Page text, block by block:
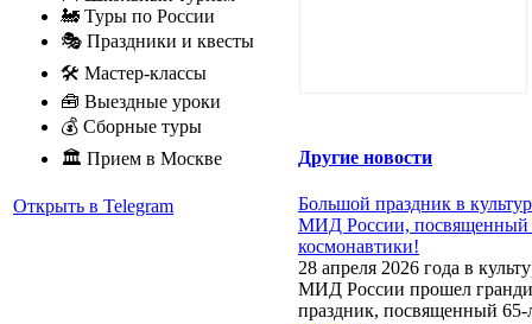
🚂 Туры по России
🎭 Праздники и квесты
🛠 Мастер-классы
🧰 Выездные уроки
💰 Сборные туры
🏛 Прием в Москве
Открыть в Telegram
Другие новости
Большой праздник в
МИД России,
космонавтики!
28 апреля 2026 года в
МИД России прошел
праздник, посвященный 65-